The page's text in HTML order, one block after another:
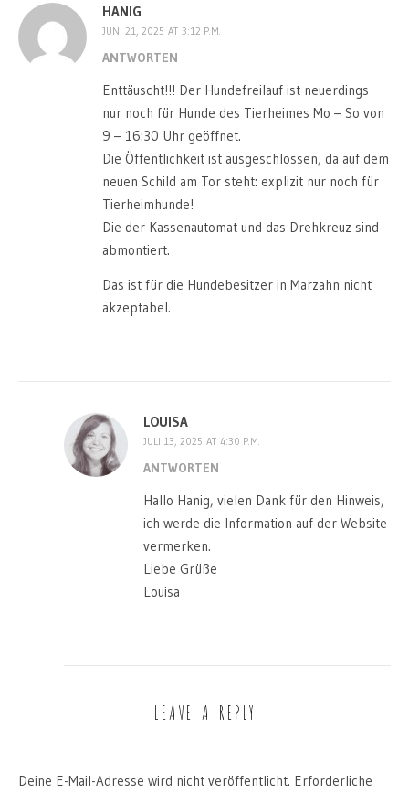
HANIG
JUNI 21, 2025 AT 3:12 P.M.
ANTWORTEN
Enttäuscht!!! Der Hundefreilauf ist neuerdings
nur noch für Hunde des Tierheimes Mo – So von
9 – 16:30 Uhr geöffnet.
Die Öffentlichkeit ist ausgeschlossen, da auf dem
neuen Schild am Tor steht: explizit nur noch für
Tierheimhunde!
Die der Kassenautomat und das Drehkreuz sind
abmontiert.
Das ist für die Hundebesitzer in Marzahn nicht
akzeptabel.
LOUISA
JULI 13, 2025 AT 4:30 P.M.
ANTWORTEN
Hallo Hanig, vielen Dank für den Hinweis,
ich werde die Information auf der Website
vermerken.
Liebe Grüße
Louisa
LEAVE A REPLY
Deine E-Mail-Adresse wird nicht veröffentlicht. Erforderliche